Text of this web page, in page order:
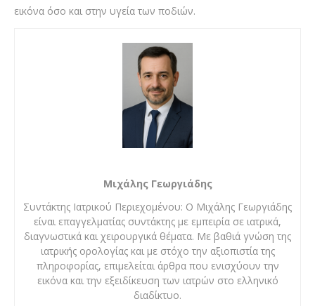
εικόνα όσο και στην υγεία των ποδιών.
Μιχάλης Γεωργιάδης
Συντάκτης Ιατρικού Περιεχομένου: Ο Μιχάλης Γεωργιάδης
είναι επαγγελματίας συντάκτης με εμπειρία σε ιατρικά,
διαγνωστικά και χειρουργικά θέματα. Με βαθιά γνώση της
ιατρικής ορολογίας και με στόχο την αξιοπιστία της
πληροφορίας, επιμελείται άρθρα που ενισχύουν την
εικόνα και την εξειδίκευση των ιατρών στο ελληνικό
διαδίκτυο.